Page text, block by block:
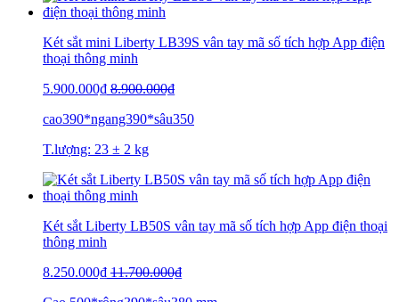
Két sắt mini Liberty LB39S vân tay mã số tích hợp App điện
thoại thông minh
5.900.000₫ 8.900.000₫
cao390*ngang390*sâu350
T.lượng: 23 ± 2 kg
Két sắt Liberty LB50S vân tay mã số tích hợp App điện thoại
thông minh
8.250.000₫ 11.700.000₫